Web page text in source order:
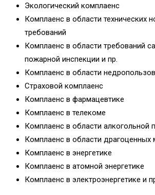
Экологический комплаенс
Комплаенс в области технических
требований
Комплаенс в области требований
пожарной инспекции и пр.
Комплаенс в области
Страховой комплаенс
Комплаенс в фармацевтике
Комплаенс в телекоме
Комплаенс в области алкогольной
Комплаенс в области драгоценных
Комплаенс в энергетике
Комплаенс в атомной энергетике
Комплаенс в электроэнергетике и